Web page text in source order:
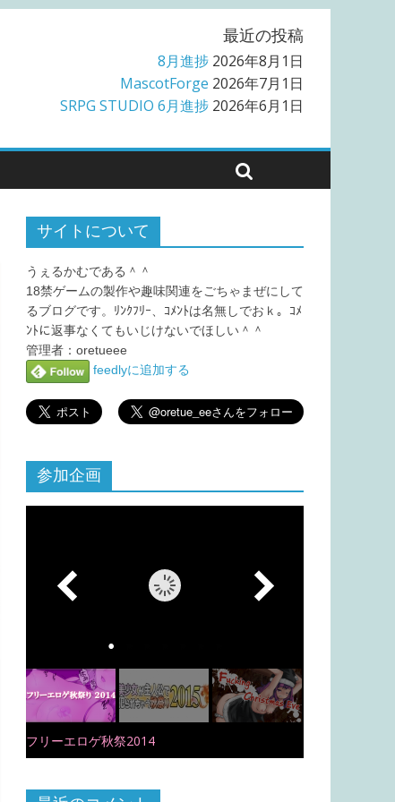
最近の投稿
8月進捗 2026年8月1日
MascotForge 2026年7月1日
SRPG STUDIO 6月進捗 2026年6月1日
サイトについて
うぇるかむである＾＾
18禁ゲームの製作や趣味関連をごちゃまぜにして
るブログです。ﾘﾝｸﾌﾘｰ、ｺﾒﾝﾄは名無しでおｋ。ｺﾒ
ﾝﾄに返事なくてもいじけないでほしい＾＾
管理者：oretueee
feedlyに追加する
参加企画
フリーエロゲ秋祭2014